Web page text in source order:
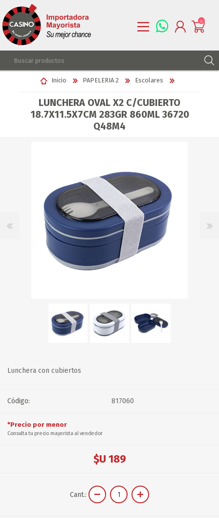
REGISTRARSE
LISTA DE DESEOS
0
Inicio PAPELERIA 2 Escolares
LUNCHERA OVAL X2 C/CUBIERTO
18.7X11.5X7CM 283GR 860ML 36720
Q48M4
Lunchera con cubiertos
Código: 817060
*Precio por menor
Consulta tu precio mayorista al vendedor
$U 189
Cant.: